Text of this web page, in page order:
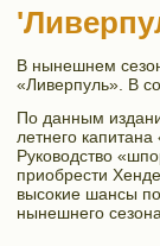
В нынешнем
«Ливерпуль». В
По данным
летнего
Руководство
приобрести
высокие шансы
нынешнего